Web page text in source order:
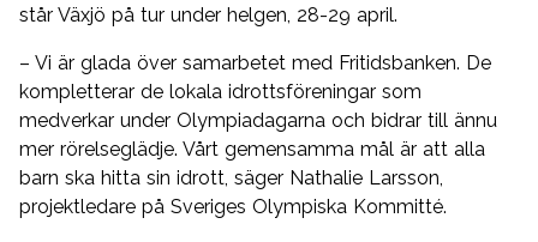
står Växjö på tur under helgen, 28-29 april.
– Vi är glada över samarbetet med Fritidsbanken. De
kompletterar de lokala idrottsföreningar som
medverkar under Olympiadagarna och bidrar till ännu
mer rörelseglädje. Vårt gemensamma mål är att alla
barn ska hitta sin idrott, säger Nathalie Larsson,
projektledare på Sveriges Olympiska Kommitté.